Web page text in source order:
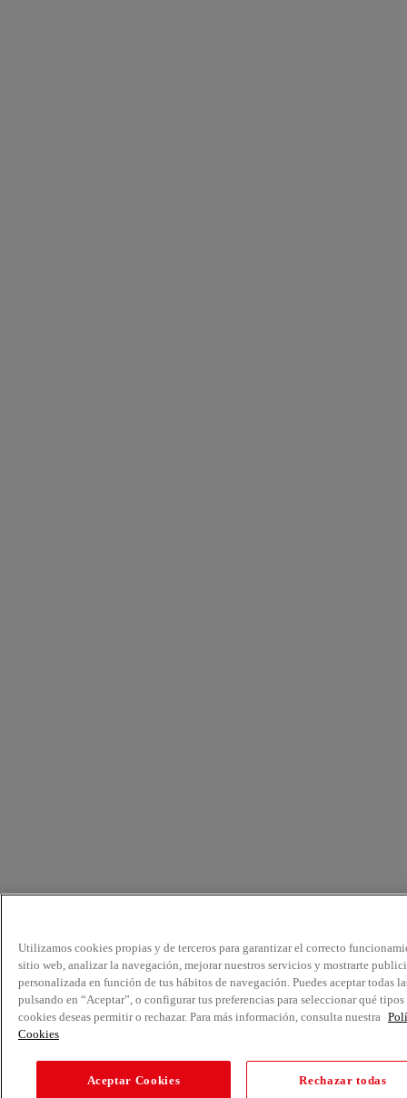
Utilizamos cookies propias y de terceros para garantizar el correcto
sitio web, analizar la navegación, mejorar nuestros servicios y mostrarte
personalizada en función de tus hábitos de navegación. Puedes aceptar todas
pulsando en “Aceptar”, o configurar tus preferencias para seleccionar qué tipos
cookies deseas permitir o rechazar. Para más información, consulta nuestra
Cookies
Aceptar Cookies Rechazar todas